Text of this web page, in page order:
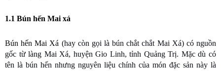
1.1 Bún hến Mai xá
Bún hến Mai Xá (hay còn gọi là bún chắt chắt Mai Xá) có nguồn
gốc từ làng Mai Xá, huyện Gio Linh, tỉnh Quảng Trị. Mặc dù có
tên là bún hến nhưng nguyên liệu chính của món đặc sản này là